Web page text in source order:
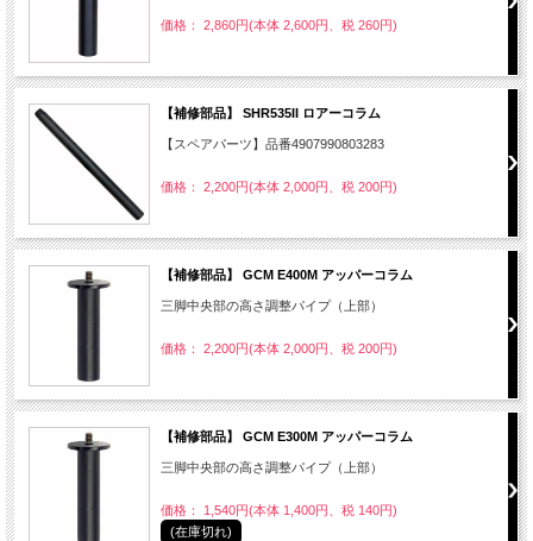
価格： 2,860円(本体 2,600円、税 260円)
【補修部品】 SHR535II ロアーコラム
【スペアパーツ】品番4907990803283
価格： 2,200円(本体 2,000円、税 200円)
【補修部品】 GCM E400M アッパーコラム
三脚中央部の高さ調整パイプ（上部）
価格： 2,200円(本体 2,000円、税 200円)
【補修部品】 GCM E300M アッパーコラム
三脚中央部の高さ調整パイプ（上部）
価格： 1,540円(本体 1,400円、税 140円)
(在庫切れ)